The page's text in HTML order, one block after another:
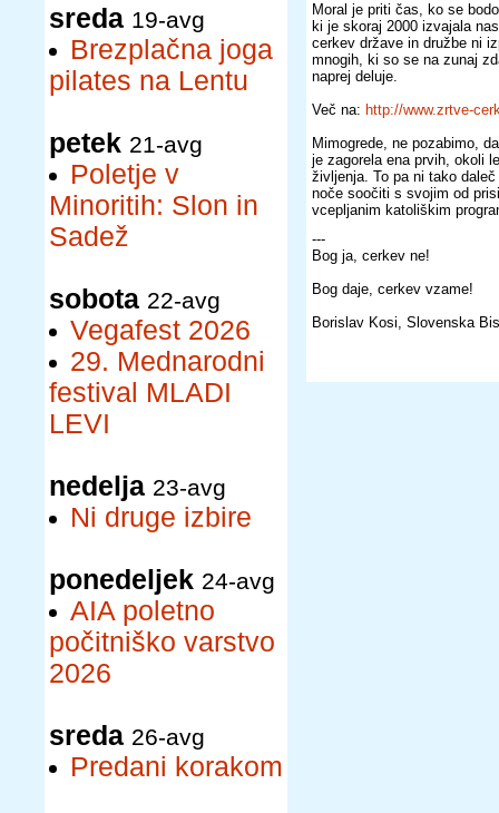
sreda 19-avg
Brezplačna joga
pilates na Lentu
petek 21-avg
Poletje v
Minoritih: Slon in
Sadež
sobota 22-avg
Vegafest 2026
29. Mednarodni
festival MLADI
LEVI
nedelja 23-avg
Ni druge izbire
ponedeljek 24-avg
AIA poletno
počitniško varstvo
2026
sreda 26-avg
Predani korakom
Moral je priti čas, ko se
ki je skoraj 2000 izvajala
cerkev države in družbe ni
mnogih, ki so se na zunaj
naprej deluje.
Več na: http://www.zrtve-
Mimogrede, ne pozabimo,
je zagorela ena prvih, okoli
življenja. To pa ni tako
noče soočiti s svojim od
vcepljanim katoliškim
---
Bog ja, cerkev ne!
Bog daje, cerkev vzame!
Borislav Kosi, Slovenska